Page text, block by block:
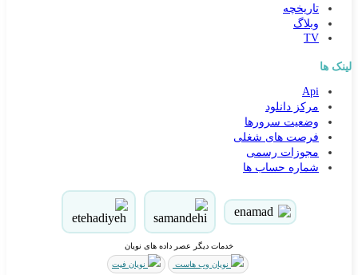
تاریخچه
وبلاگ
TV
لینک ها
Api
مرکز دانلود
وضعیت سرورها
فرصت های شغلی
مجوزات رسمی
شماره حساب ها
خدمات دیگر عصر داده های نویان
نویان وب هاست نویان فیت